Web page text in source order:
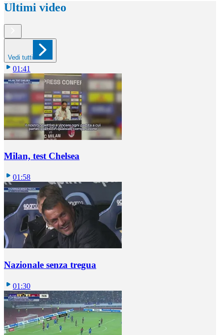
Ultimi video
Vedi tutti
01:41
Milan, test Chelsea
01:58
Nazionale senza tregua
01:30